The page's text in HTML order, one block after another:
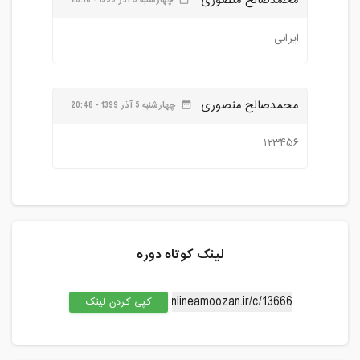
ایرانی
محمدصالح منصوری date_range چهارشنبه 5 آذر 1399 - 20:48
۱۲۳۴۵۶
لینک کوتاه دوره
کپی کردن لینک